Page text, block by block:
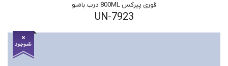
قوری پیرکس 800ML درب بامبو
UN-7923